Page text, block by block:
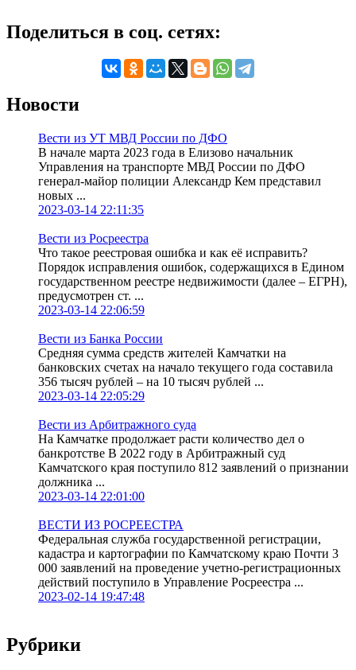
Поделиться в соц. сетях:
Новости
Вести из УТ МВД России по ДФО
В начале марта 2023 года в Елизово начальник
Управления на транспорте МВД России по ДФО
генерал-майор полиции Александр Кем представил
новых ...
2023-03-14 22:11:35
Вести из Росреестра
Что такое реестровая ошибка и как её исправить?
Порядок исправления ошибок, содержащихся в Едином
государственном реестре недвижимости (далее – ЕГРН),
предусмотрен ст. ...
2023-03-14 22:06:59
Вести из Банка России
Средняя сумма средств жителей Камчатки на
банковских счетах на начало текущего года составила
356 тысяч рублей – на 10 тысяч рублей ...
2023-03-14 22:05:29
Вести из Арбитражного суда
На Камчатке продолжает расти количество дел о
банкротстве В 2022 году в Арбитражный суд
Камчатского края поступило 812 заявлений о признании
должника ...
2023-03-14 22:01:00
ВЕСТИ ИЗ РОСРЕЕСТРА
Федеральная служба государственной регистрации,
кадастра и картографии по Камчатскому краю Почти 3
000 заявлений на проведение учетно-регистрационных
действий поступило в Управление Росреестра ...
2023-02-14 19:47:48
Рубрики